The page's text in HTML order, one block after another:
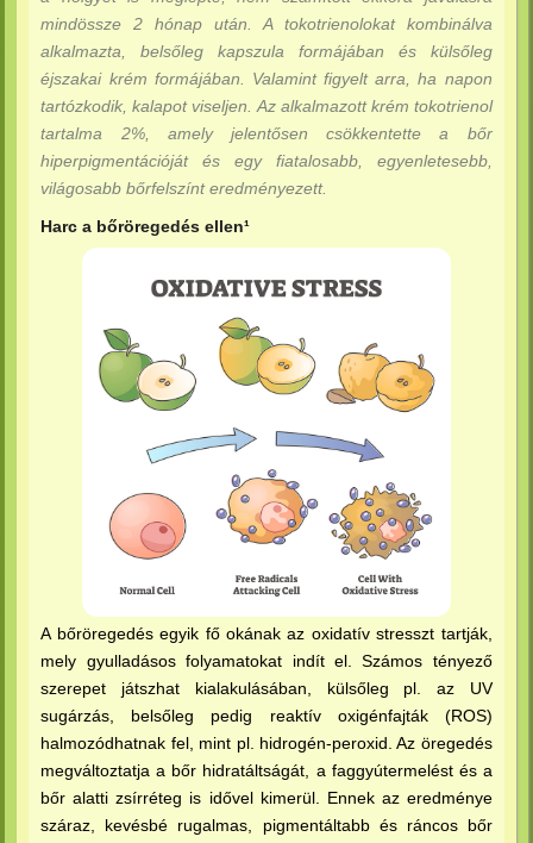
mindössze 2 hónap után. A tokotrienolokat kombinálva
alkalmazta, belsőleg kapszula formájában és külsőleg
éjszakai krém formájában. Valamint figyelt arra, ha napon
tartózkodik, kalapot viseljen. Az alkalmazott krém tokotrienol
tartalma 2%, amely jelentősen csökkentette a bőr
hiperpigmentációját és egy fiatalosabb, egyenletesebb,
világosabb bőrfelszínt eredményezett.
Harc a bőröregedés ellen¹
A bőröregedés egyik fő okának az oxidatív stresszt tartják,
mely gyulladásos folyamatokat indít el. Számos tényező
szerepet játszhat kialakulásában, külsőleg pl. az UV
sugárzás, belsőleg pedig reaktív oxigénfajták (ROS)
halmozódhatnak fel, mint pl. hidrogén-peroxid. Az öregedés
megváltoztatja a bőr hidratáltságát, a faggyútermelést és a
bőr alatti zsírréteg is idővel kimerül. Ennek az eredménye
száraz, kevésbé rugalmas, pigmentáltabb és ráncos bőr